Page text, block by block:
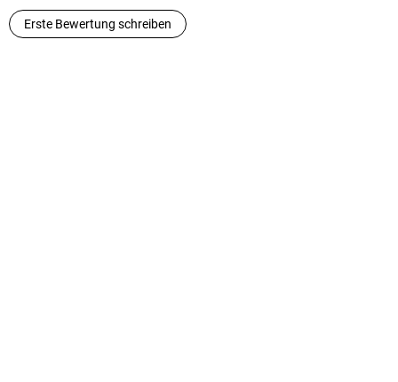
He lives in Ireland.
Erste Bewertung schreiben